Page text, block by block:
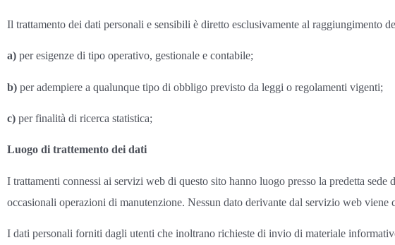
Il trattamento dei dati personali e sensibili è diretto esclusivamente al raggiungimento
a) per esigenze di tipo operativo, gestionale e contabile;
b) per adempiere a qualunque tipo di obbligo previsto da leggi o regolamenti vigenti;
c) per finalità di ricerca statistica;
Luogo di trattemento dei dati
I trattamenti connessi ai servizi web di questo sito hanno luogo presso la predetta
occasionali operazioni di manutenzione. Nessun dato derivante dal servizio web viene
I dati personali forniti dagli utenti che inoltrano richieste di invio di materiale